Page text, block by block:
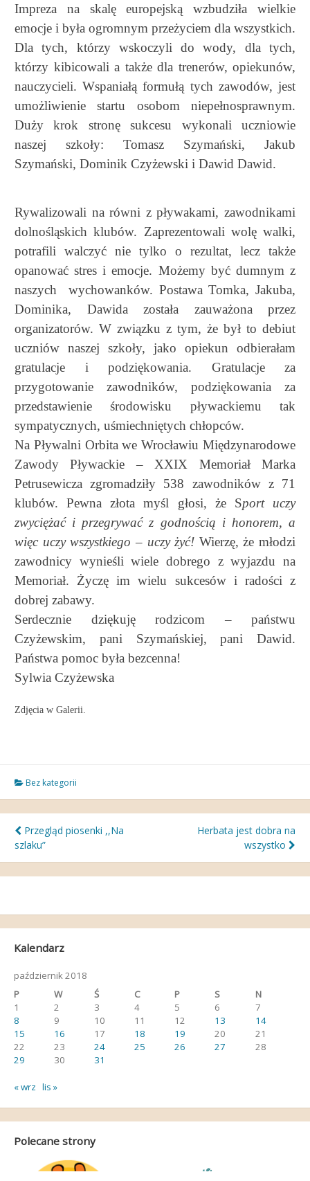
Impreza na skalę europejską wzbudziła wielkie
emocje i była ogromnym przeżyciem dla wszystkich.
Dla tych, którzy wskoczyli do wody, dla tych,
którzy kibicowali a takżedla trenerów, opiekunów,
nauczycieli.Wspaniałą formułą tych zawodów, jest
umożliwienie startu osobom niepełnosprawnym.
Duży krok stronę sukcesu wykonali uczniowie
naszej szkoły: Tomasz Szymański, Jakub
Szymański, Dominik Czyżewski i Dawid Dawid.
Rywalizowali na równi z pływakami, zawodnikami
dolnośląskich klubów. Zaprezentowali wolę walki,
potrafili walczyć nie tylko o rezultat, lecz także
opanować stres i emocje. Możemy być dumnym z
naszych wychowanków. Postawa Tomka, Jakuba,
Dominika, Dawida została zauważona przez
organizatorów. W związku z tym, że był to debiut
uczniów naszej szkoły, jako opiekun odbierałam
gratulacje i podziękowania. Gratulacje za
przygotowanie zawodników, podziękowania za
przedstawienie środowisku pływackiemu tak
sympatycznych, uśmiechniętych chłopców.
Na Pływalni Orbita we Wrocławiu Międzynarodowe
Zawody Pływackie – XXIX Memoriał Marka
Petrusewicza zgromadziły 538 zawodników z 71
klubów. Pewna złota myśl głosi, że Sport uczy
zwyciężać i przegrywać z godnością i honorem, a
więc uczy wszystkiego – uczy żyć! Wierzę, że młodzi
zawodnicy wynieśli wiele dobrego z wyjazdu na
Memoriał. Życzę im wielu sukcesów i radości z
dobrej zabawy.
Serdecznie dziękuję rodzicom – państwu
Czyżewskim, pani Szymańskiej, pani Dawid.
Państwa pomoc była bezcenna!
Sylwia Czyżewska
Zdjęcia w Galerii.
Bez kategorii
Nawigacja
wpisu
Przegląd piosenki ,,Na
szlaku”
Herbata jest dobra na
wszystko
Kalendarz
październik 2018
P
W Ś C P S
N
1
2 3 4 5 6
7
8
9 10 11 12 13
14
15
16 17 18 19 20
21
22
23 24 25 26 27
28
29
30 31
« wrz lis »
Polecane strony